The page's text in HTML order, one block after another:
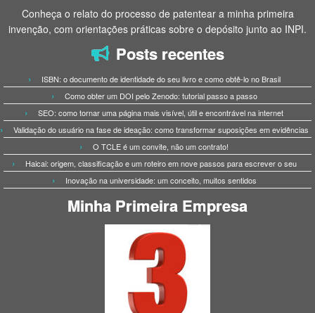
Conheça o relato do processo de patentear a minha primeira
invenção, com orientações práticas sobre o depósito junto ao INPI.
Posts recentes
ISBN: o documento de identidade do seu livro e como obtê-lo no Brasil
Como obter um DOI pelo Zenodo: tutorial passo a passo
SEO: como tornar uma página mais visível, útil e encontrável na internet
Validação do usuário na fase de ideação: como transformar suposições em evidências
O TCLE é um convite, não um contrato!
Haicai: origem, classificação e um roteiro em nove passos para escrever o seu
Inovação na universidade: um conceito, muitos sentidos
Minha Primeira Empresa